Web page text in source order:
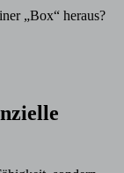
„Box“ heraus?